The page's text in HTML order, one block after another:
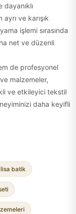
ve karışık
işlemi sırasında
net ve düzenli
de profesyonel
malzemeler,
ve etkileyici tekstil
daha keyifli
batik